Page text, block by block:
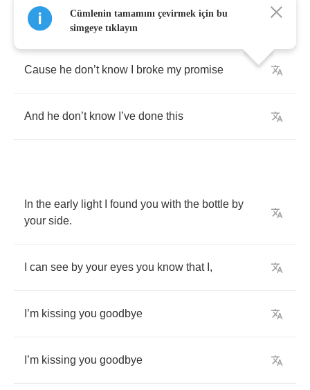
Clock
sleepless
Cause he don’t know broke my promise
And he don’t know ’ve done this
In the early light found you with the bottle by
your side.
can see by your eyes you know that ,
’m kissing you goodbye
’m kissing you goodbye
Cümlenin tamamını çevirmek için bu
simgeye tıklayın